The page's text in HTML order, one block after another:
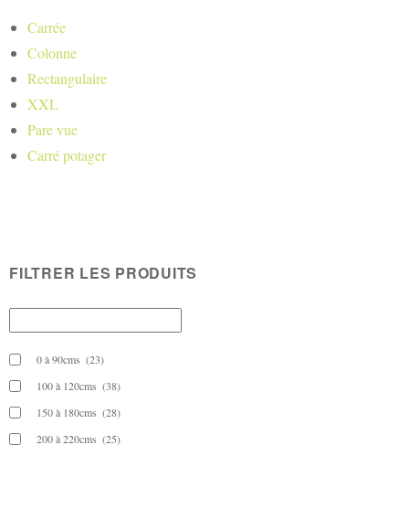
Carrée
Colonne
Rectangulaire
XXL
Pare vue
Carré potager
FILTRER LES PRODUITS
0 à 90cms (23)
100 à 120cms (38)
150 à 180cms (28)
200 à 220cms (25)